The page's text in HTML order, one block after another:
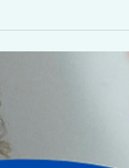
wir ein zu unserem
Samstag 06.06.2026 von 9 -
Panketal,
einen Vormittag lang
trainieren. Eingeladen sind
(ab Schulalter), aber natürlich
mit ihren Enkeln teilnehmen.
Aufwärmü